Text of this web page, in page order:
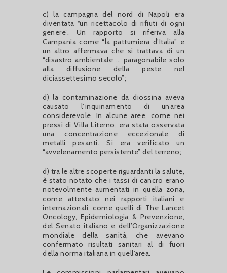
c) la campagna del nord di Napoli era
diventata “un ricettacolo di rifiuti di ogni
genere”. Un rapporto si riferiva alla
Campania come “la pattumiera d’Italia” e
un altro affermava che si trattava di un
“disastro ambientale … paragonabile solo
alla diffusione della peste nel
diciassettesimo secolo”;
d) la contaminazione da diossina aveva
causato l’inquinamento di un’area
considerevole. In alcune aree, come nei
pressi di Villa Literno, era stata osservata
una concentrazione eccezionale di
metalli pesanti. Si era verificato un
“avvelenamento persistente” del terreno;
d) tra le altre scoperte riguardanti la salute,
è stato notato che i tassi di cancro erano
notevolmente aumentati in quella zona,
come attestato nei rapporti italiani e
internazionali, come quelli di The Lancet
Oncology, Epidemiologia & Prevenzione,
del Senato italiano e dell’Organizzazione
mondiale della sanità, che avevano
confermato risultati sanitari al di fuori
della norma italiana in quell’area.